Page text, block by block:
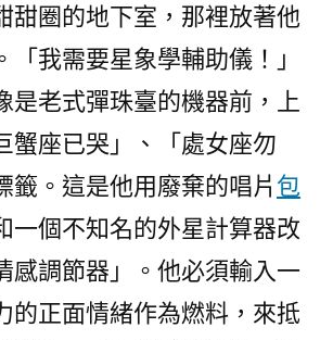
甜圈的地下室，那裡放著他
「我需要星象學輔助儀！」
是老式彈珠臺的機器前，上
蟹座已哭」、「處女座勿
籤。這是他用廢棄的唱片 包
一個不知名的外星計算器改
感調節器」。他必須輸入一
的正面情緒作為燃料，來抵